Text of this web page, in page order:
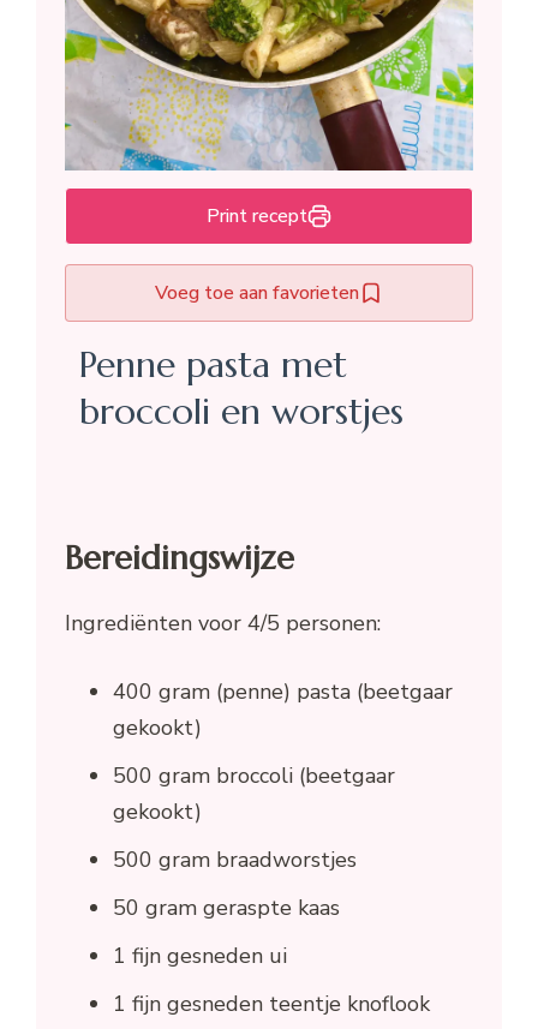
Print recept
Voeg toe aan favorieten
Penne pasta met
broccoli en worstjes
Bereidingswijze
Ingrediënten voor 4/5 personen:
400 gram (penne) pasta (beetgaar
gekookt)
500 gram broccoli (beetgaar
gekookt)
500 gram braadworstjes
50 gram geraspte kaas
1 fijn gesneden ui
1 fijn gesneden teentje knoflook